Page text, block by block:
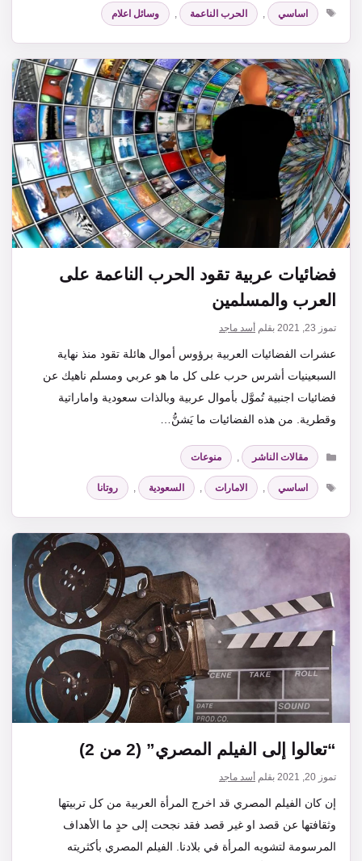
الوسوم
اساسي , الحرب الناعمة , وسائل اعلام
فضائيات عربية تقود الحرب الناعمة على
العرب والمسلمين
تموز 23, 2021 بقلم أسد ماجد
عشرات الفضائيات العربية برؤوس أموال هائلة تقود منذ نهاية
السبعينيات أشرس حرب على كل ما هو عربي ومسلم ناهيك عن
فضائيات اجنبية تُموَّل بأموال عربية وبالذات سعودية واماراتية
وقطرية. من هذه الفضائيات ما يَشنُّ…
التصنيفات
مقالات الناشر ,
منوعات
الوسوم
اساسي , الامارات , السعودية , روتانا
“تعالوا إلى الفيلم المصري” (2 من 2)
تموز 20, 2021 بقلم أسد ماجد
إن كان الفيلم المصري قد اخرج المرأة العربية من كل تربيتها
وثقافتها عن قصد او غير قصد فقد نجحت إلى حدٍ ما الأهداف
المرسومة لتشويه المرأة في بلادنا. الفيلم المصري بأكثريته